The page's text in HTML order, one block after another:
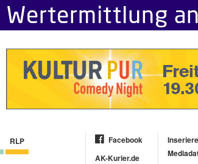
RLP
Facebook
AK-Kurier.de